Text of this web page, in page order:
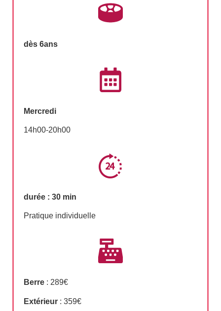
dès 6ans
Mercredi
14h00-20h00
durée : 30 min
Pratique individuelle
Berre : 289€
Extérieur : 359€